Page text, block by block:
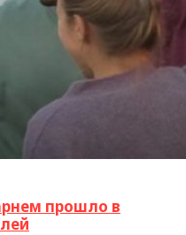
прошло в